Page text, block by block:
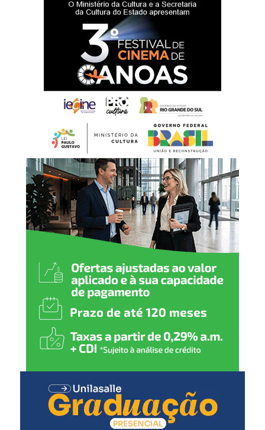
um reforço na estrutura da rede de proteção à infância e à
“Hoje entregamos muito
mais do que um prédio.
Estamos oferecendo um
espaço preparado para
acolher nossas crianças e
adolescentes com
dignidade, respeito e
segurança. Cada ambiente
foi pensado para
proporcionar conforto e
contribuir para um
atendimento cada vez mais
humanizado, fortalecendo a
rede de proteção de Nova
Santa Rita”, declarou.
Solange Lewandoski Laubine, destacou que a nova sede
oferece melhores condições para o atendimento e para o
trabalho das equipes responsáveis pelo acolhimento.